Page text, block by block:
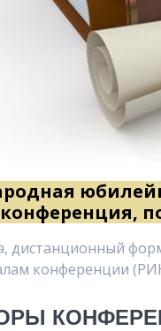
конференция,
дистанционный
конференции